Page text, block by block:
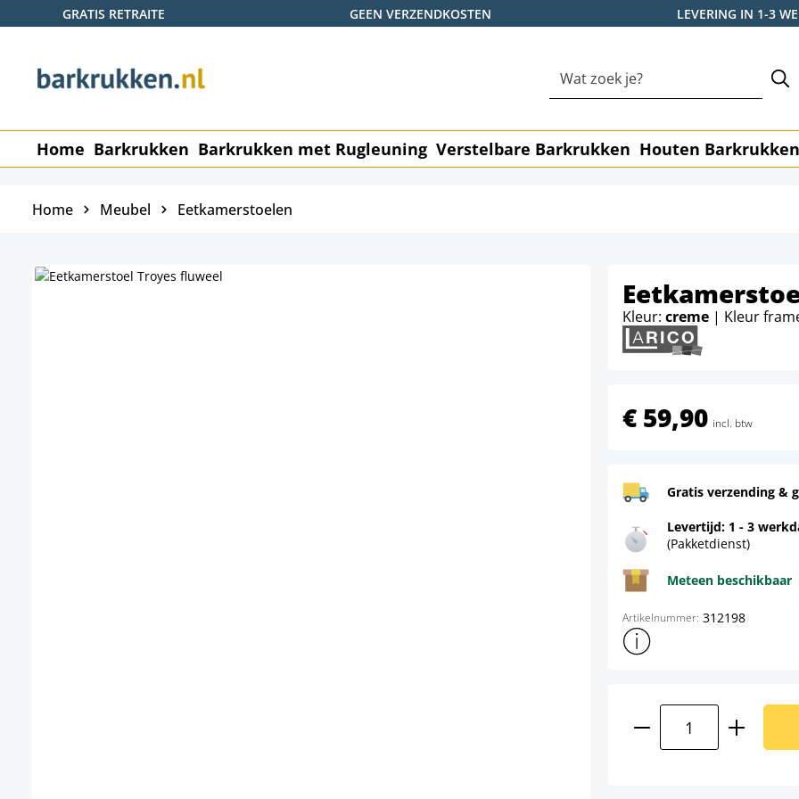
de hoofdinhoud
Ga naar de zoekopdracht
Ga naar de hoofdnavigatie
GRATIS RETRAITE GEEN VERZENDKOSTEN LEVERING IN 1-3
Home Barkrukken Barkrukken met Rugleuning Verstelbare Barkrukken Houten Barkrukken
Home Meubel Eetkamerstoelen
Kleur: creme | Kleur
€ 59,90 incl. btw
Gratis verzending &
Levertijd: 1 - 3
(Pakketdienst)
Meteen beschikbaar
Artikelnummer: 312198
Toon meer productinformatie